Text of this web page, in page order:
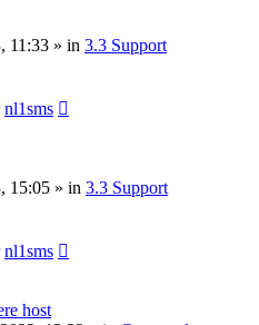
11:33 » in 3.3 Support
nl1sms
15:05 » in 3.3 Support
nl1sms
host